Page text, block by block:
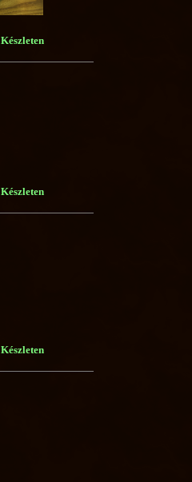
Készleten
Készleten
Készleten